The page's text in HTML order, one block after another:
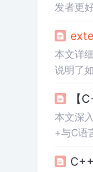
发者更
本文详
说明了
【
本文深
+与C语